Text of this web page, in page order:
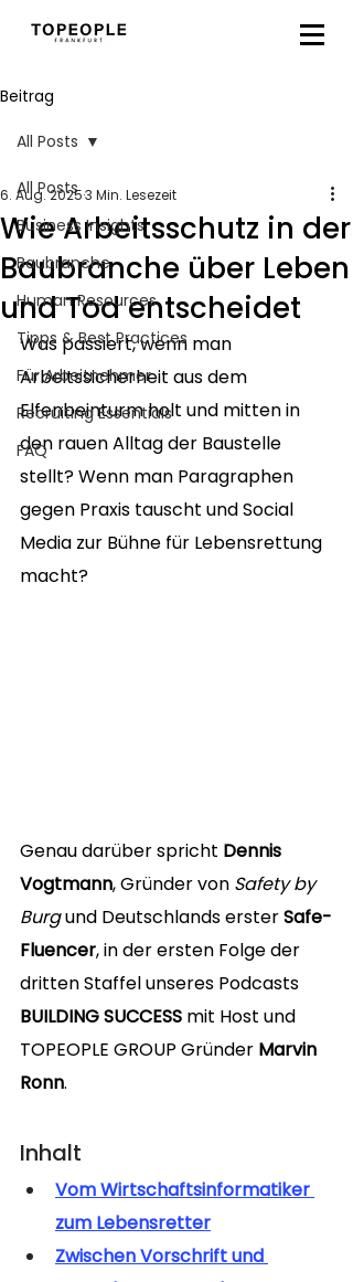
Beitrag
All Posts
Business Insights
Baubranche
Human Resources
Tipps & Best Practices
Für Arbeitnehmer
Recruiting Essentials
FAQ
All Posts
Wie Arbeitsschutz in der
Baubranche über Leben
und Tod entscheidet
6. Aug. 20253 Min. Lesezeit
Was passiert, wenn man
Arbeitssicherheit aus dem
Elfenbeinturm holt und mitten in
den rauen Alltag der Baustelle
stellt? Wenn man Paragraphen
gegen Praxis tauscht und Social
Media zur Bühne für Lebensrettung
macht?
Genau darüber spricht Dennis
Vogtmann, Gründer von Safety by
Burg und Deutschlands erster Safe-
Fluencer, in der ersten Folge der
dritten Staffel unseres Podcasts
BUILDING SUCCESS mit Host und
TOPEOPLE GROUP Gründer Marvin
Ronn.
Inhalt
Vom Wirtschaftsinformatiker
zum Lebensretter
Zwischen Vorschrift und